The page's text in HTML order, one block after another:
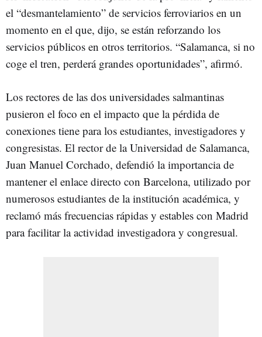
el “desmantelamiento” de servicios ferroviarios en un
momento en el que, dijo, se están reforzando los
servicios públicos en otros territorios. “Salamanca, si no
coge el tren, perderá grandes oportunidades”, afirmó.
Los rectores de las dos universidades salmantinas
pusieron el foco en el impacto que la pérdida de
conexiones tiene para los estudiantes, investigadores y
congresistas. El rector de la Universidad de Salamanca,
Juan Manuel Corchado, defendió la importancia de
mantener el enlace directo con Barcelona, utilizado por
numerosos estudiantes de la institución académica, y
reclamó más frecuencias rápidas y estables con Madrid
para facilitar la actividad investigadora y congresual.